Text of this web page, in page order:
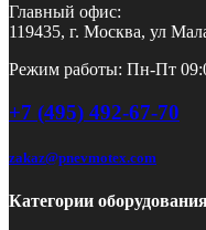
Главный офис:
119435, г. Москва, ул
Режим работы: Пн-Пт
+7 (495) 492-67-70
zakaz@pnevmotex.com
Категории